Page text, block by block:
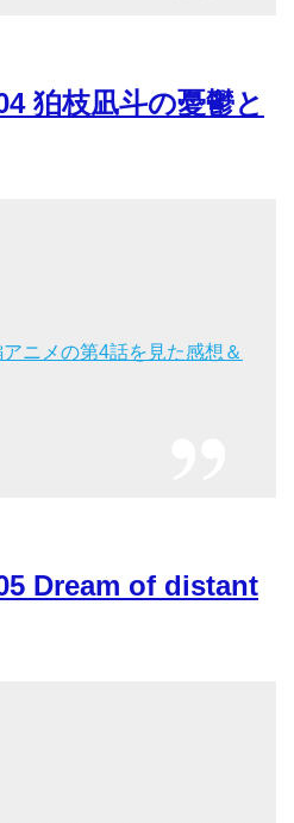
狛枝凪斗の憂鬱と
ニメの第4話を見た感想＆
Dream of distant